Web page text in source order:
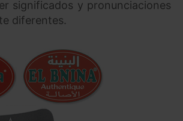
significados y pronunciaciones
diferentes.